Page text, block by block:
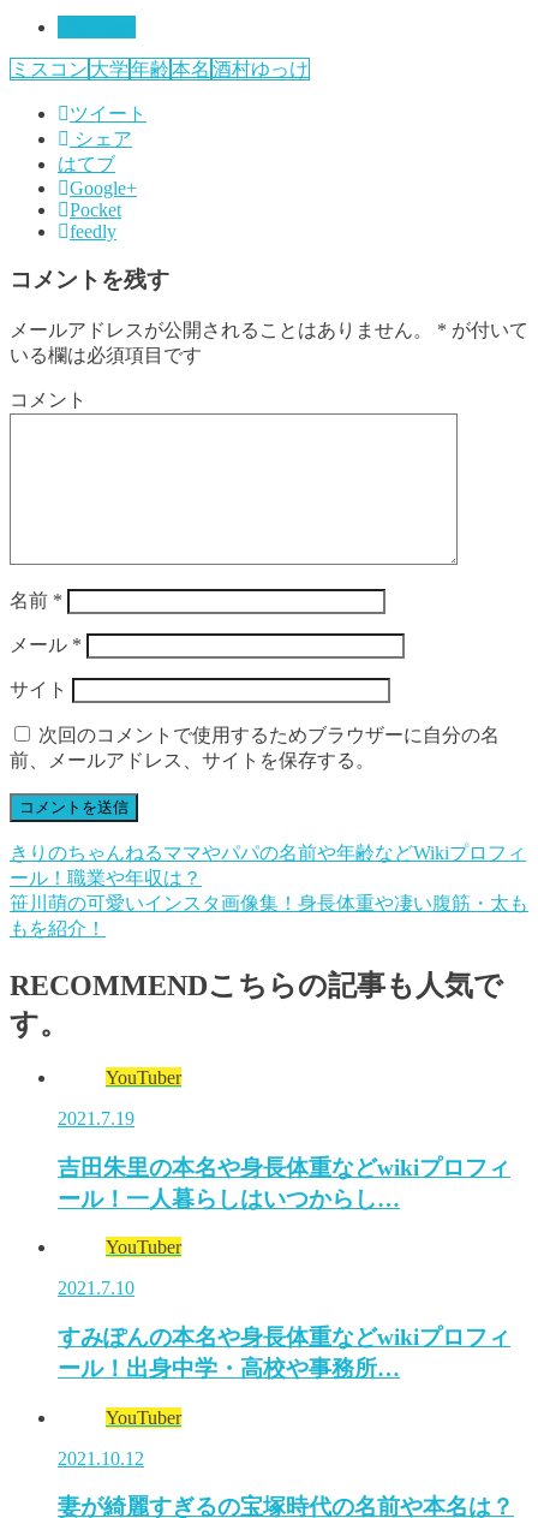
ミスコン 大学年齢本名 酒村ゆっけ
ツイート
シェア
はてブ
Google+
Pocket
feedly
コメントを残す
メールアドレスが公開されることはありません。 * が付いて
いる欄は必須項目です
コメント
名前 *
メール *
サイト
次回のコメントで使用するためブラウザーに自分の名
前、メールアドレス、サイトを保存する。
きりのちゃんねるママやパパの名前や年齢などWikiプロフィ
ール！職業や年収は？
笹川萌の可愛いインスタ画像集！身長体重や凄い腹筋・太も
もを紹介！
RECOMMENDこちらの記事も人気で
す。
YouTuber
2021.7.19
吉田朱里の本名や身長体重などwikiプロフィ
ール！一人暮らしはいつからし…
YouTuber
2021.7.10
すみぽんの本名や身長体重などwikiプロフィ
ール！出身中学・高校や事務所…
YouTuber
2021.10.12
妻が綺麗すぎるの宝塚時代の名前や本名は？